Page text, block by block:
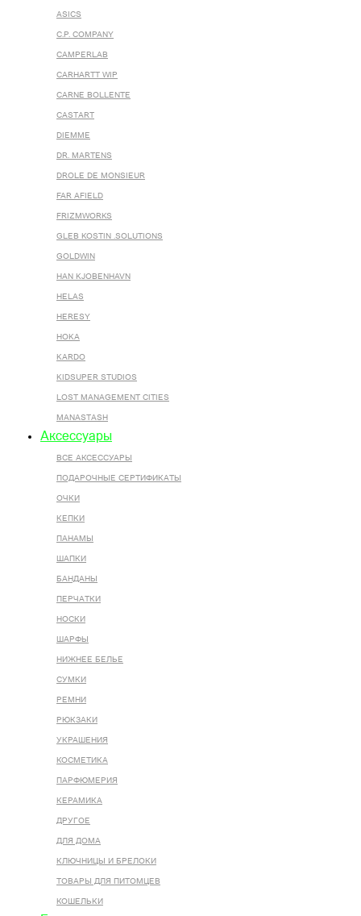
ASICS
C.P. COMPANY
CAMPERLAB
CARHARTT WIP
CARNE BOLLENTE
CASTART
DIEMME
DR. MARTENS
DROLE DE MONSIEUR
FAR AFIELD
FRIZMWORKS
GLEB KOSTIN .SOLUTIONS
GOLDWIN
HAN KJOBENHAVN
HELAS
HERESY
HOKA
KARDO
KIDSUPER STUDIOS
LOST MANAGEMENT CITIES
MANASTASH
Аксессуары
ВСЕ AКСЕССУАРЫ
ПОДАРОЧНЫЕ СЕРТИФИКАТЫ
ОЧКИ
КЕПКИ
ПАНАМЫ
ШАПКИ
БАНДАНЫ
ПЕРЧАТКИ
НОСКИ
ШАРФЫ
НИЖНЕЕ БЕЛЬЕ
СУМКИ
РЕМНИ
РЮКЗАКИ
УКРАШЕНИЯ
КОСМЕТИКА
ПАРФЮМЕРИЯ
КЕРАМИКА
ДРУГОЕ
ДЛЯ ДОМА
КЛЮЧНИЦЫ И БРЕЛОКИ
ТОВАРЫ ДЛЯ ПИТОМЦЕВ
КОШЕЛЬКИ